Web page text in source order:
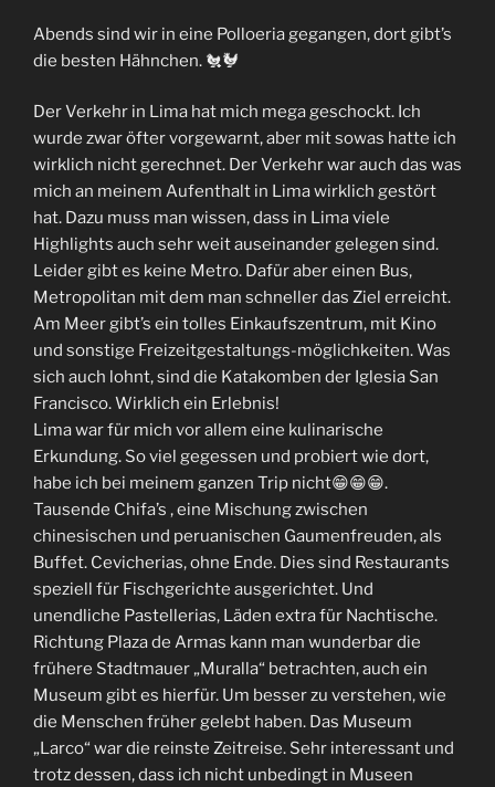
Abends sind wir in eine Polloeria gegangen, dort gibt’s
die besten Hähnchen. 🐔🐓
Der Verkehr in Lima hat mich mega geschockt. Ich
wurde zwar öfter vorgewarnt, aber mit sowas hatte ich
wirklich nicht gerechnet. Der Verkehr war auch das was
mich an meinem Aufenthalt in Lima wirklich gestört
hat. Dazu muss man wissen, dass in Lima viele
Highlights auch sehr weit auseinander gelegen sind.
Leider gibt es keine Metro. Dafür aber einen Bus,
Metropolitan mit dem man schneller das Ziel erreicht.
Am Meer gibt’s ein tolles Einkaufszentrum, mit Kino
und sonstige Freizeitgestaltungs-möglichkeiten. Was
sich auch lohnt, sind die Katakomben der Iglesia San
Francisco. Wirklich ein Erlebnis!
Lima war für mich vor allem eine kulinarische
Erkundung. So viel gegessen und probiert wie dort,
habe ich bei meinem ganzen Trip nicht😁😁😁.
Tausende Chifa’s , eine Mischung zwischen
chinesischen und peruanischen Gaumenfreuden, als
Buffet. Cevicherias, ohne Ende. Dies sind Restaurants
speziell für Fischgerichte ausgerichtet. Und
unendliche Pastellerias, Läden extra für Nachtische.
Richtung Plaza de Armas kann man wunderbar die
frühere Stadtmauer „Muralla“ betrachten, auch ein
Museum gibt es hierfür. Um besser zu verstehen, wie
die Menschen früher gelebt haben. Das Museum
„Larco“ war die reinste Zeitreise. Sehr interessant und
trotz dessen, dass ich nicht unbedingt in Museen